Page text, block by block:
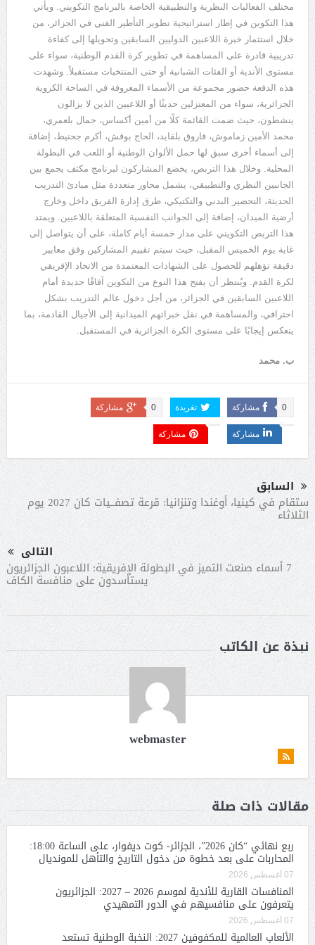
مختلف الفعاليات النظرية والتطبيقية الخاصة بالبرنامج التكويني. ويأتي
هذا التكوين في إطار استراتيجية تطوير التأطير الفني في الجزائر، من
خلال استثمار خبرة اللاعبين الدوليين السابقين وتحويلها إلى كفاءة
تدريبية قادرة على المساهمة في تطوير كرة القدم الوطنية، سواء على
مستوى الأندية أو الفئات الشبانية أو حتى المنتخبات مستقبلاً. وشهدت
هذه الدفعة حضور مجموعة من الأسماء المعروفة في الساحة الكروية
الجزائرية، سواء من المعتزلين حديثًا أو اللاعبين الذين لا يزالون
ينشطون، حيث ضمت القائمة كلًا من أمين أكساس، جمال بلعمري،
محمد الأمين زماموش، فاروق بلقايد، الحاج بوقش، أكرم جحنيط، إضافة
إلى أسماء أخرى سبق لها حمل الألوان الوطنية أو اللعب في البطولة
المحلية. وخلال هذا التربص، يخضع المشاركون لبرنامج مكثف يجمع بين
الجانبين النظري والتطبيقي، يشمل محاور متعددة مثل مبادئ التدريب
الحديثة، التحضير البدني والتكتيكي، طرق إدارة الفريق داخل وخارج
أرضية الميدان، إضافة إلى الجوانب النفسية المتعلقة باللاعبين. ويمتد
هذا التربص التكويني على مدار خمسة أيام كاملة، على أن يتواصل إلى
غاية يوم الخميس المقبل، حيث سيتم تقييم المشاركين وفق معايير
دقيقة تؤهلهم للحصول على الشهادات المعتمدة من الاتحاد الإفريقي
لكرة القدم. ويُنتظر أن يفتح هذا النوع من التكوين آفاقًا جديدة أمام
اللاعبين السابقين في الجزائر، من أجل دخول عالم التدريب بشكل
احترافي، والمساهمة في نقل خبراتهم الميدانية إلى الأجيال القادمة، بما
ينعكس إيجابًا على مستوى الكرة الجزائرية في المستقبل.
ب. محمد
مشاركة 0 تغريدة مشاركة 0
مشاركة مشاركة
السابق
ستقام في كينيا، أوغندا وتنزانيا: قرعة تصفــيات كان 2027 يوم
الثلاثاء
التالى
7 أسماء صنعت التميز في البطولة الإفريقية: اللاعبون الجزائريون
يستأسدون على منافسة الكاف
نبذة عن الكاتب
webmaster
مقالات ذات صلة
ربع نهائي “كان 2026”، الجزائر- كوت ديفوار، على الساعة 18:00:
المحاربات على بعد خطوة من دخول التاريخ والتأهل للمونديال
07 أغسطس 2026
المنافسات القارية للأندية لموسم 2026 – 2027: الجزائريون
يتعرفون على منافسيهم في الدور التمهيدي
07 أغسطس 2026
الألعاب العالمية للمكفوفين 2027: النخبة الوطنية تستعد